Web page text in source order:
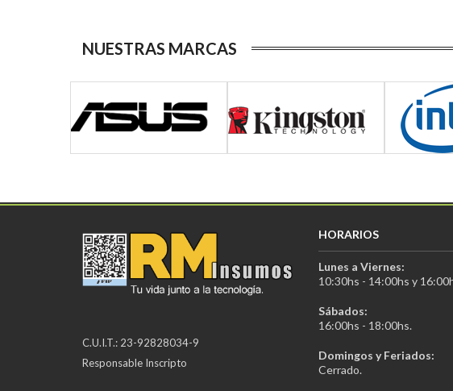
NUESTRAS MARCAS
C.U.I.T.: 23-92828034-9
Responsable Inscripto
HORARIOS
Lunes a Viernes:
10:30hs - 14:00hs y
Sábados:
16:00hs - 18:00hs.
Domingos y Feriados:
Cerrado.